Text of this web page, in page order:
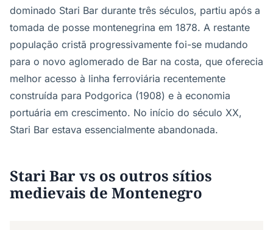
dominado Stari Bar durante três séculos, partiu após a
tomada de posse montenegrina em 1878. A restante
população cristã progressivamente foi-se mudando
para o novo aglomerado de Bar na costa, que oferecia
melhor acesso à linha ferroviária recentemente
construída para Podgorica (1908) e à economia
portuária em crescimento. No início do século XX,
Stari Bar estava essencialmente abandonada.
Stari Bar vs os outros sítios
medievais de Montenegro